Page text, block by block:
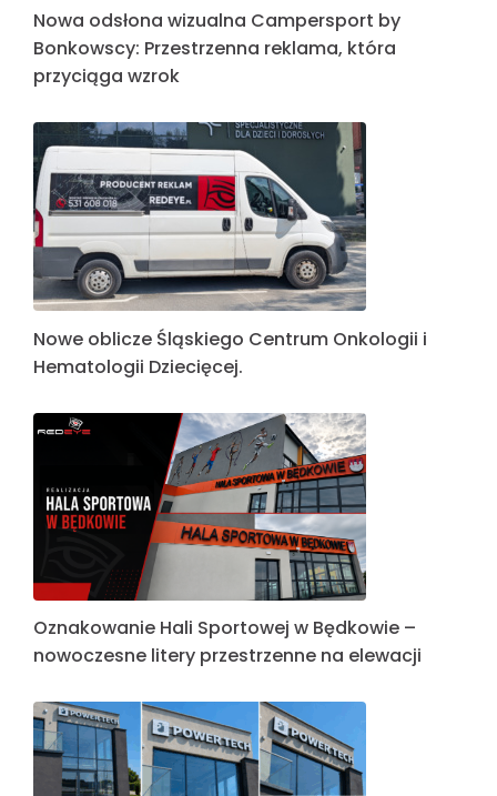
Nowa odsłona wizualna Campersport by
Bonkowscy: Przestrzenna reklama, która
przyciąga wzrok
Nowe oblicze Śląskiego Centrum Onkologii i
Hematologii Dziecięcej.
Oznakowanie Hali Sportowej w Będkowie –
nowoczesne litery przestrzenne na elewacji